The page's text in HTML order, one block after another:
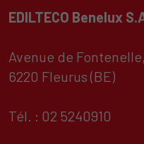
EDILTECO Benelux
Avenue de
6220 Fleurus (BE)
Tél. : 02 5240910